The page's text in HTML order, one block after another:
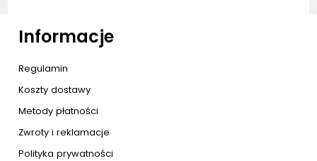
Informacje
Regulamin
Koszty dostawy
Metody płatności
Zwroty i reklamacje
Polityka prywatności